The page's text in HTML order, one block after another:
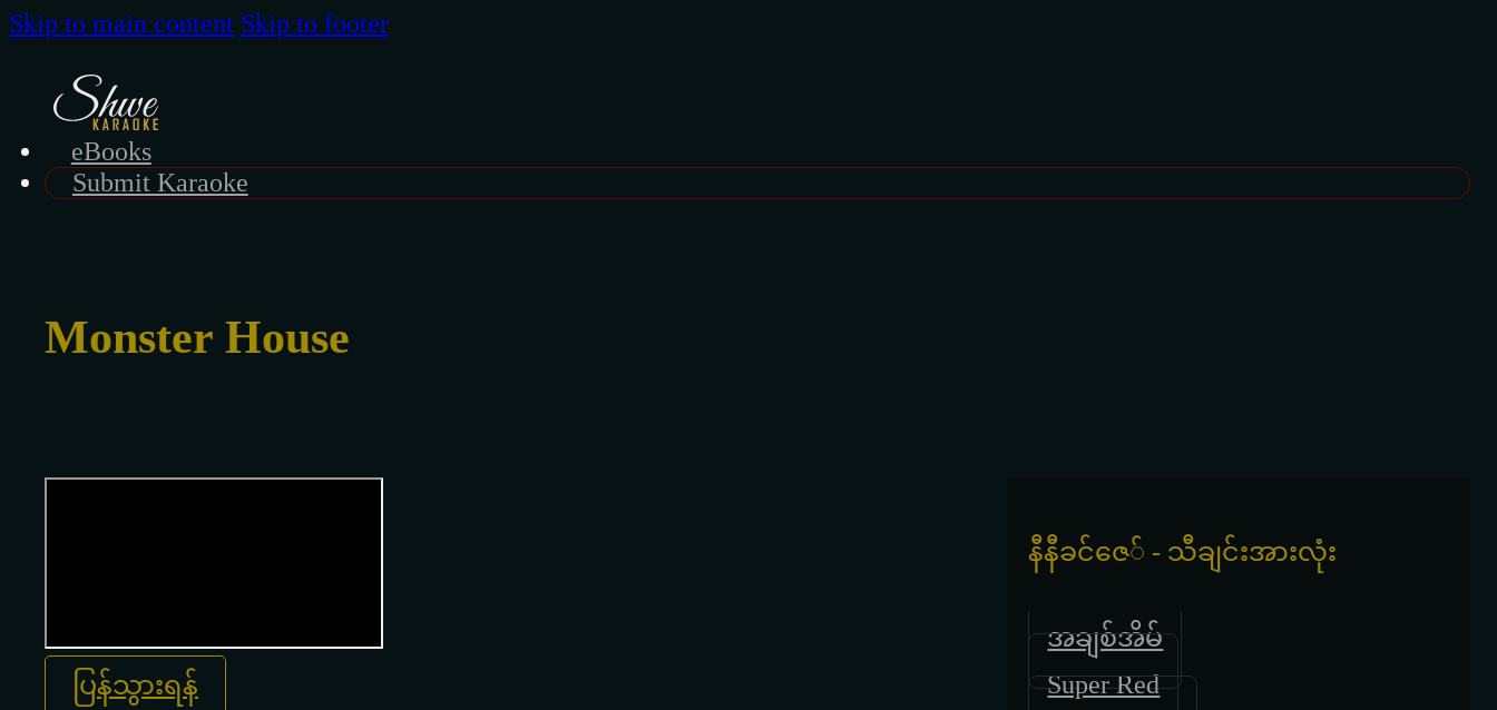
Skip to main content Skip to footer
eBooks
Submit Karaoke
Monster House
ပြန်သွားရန်
နီနီခင်ဇေ် - သီချင်းအားလုံး
အချစ်အိမ်
Super Red